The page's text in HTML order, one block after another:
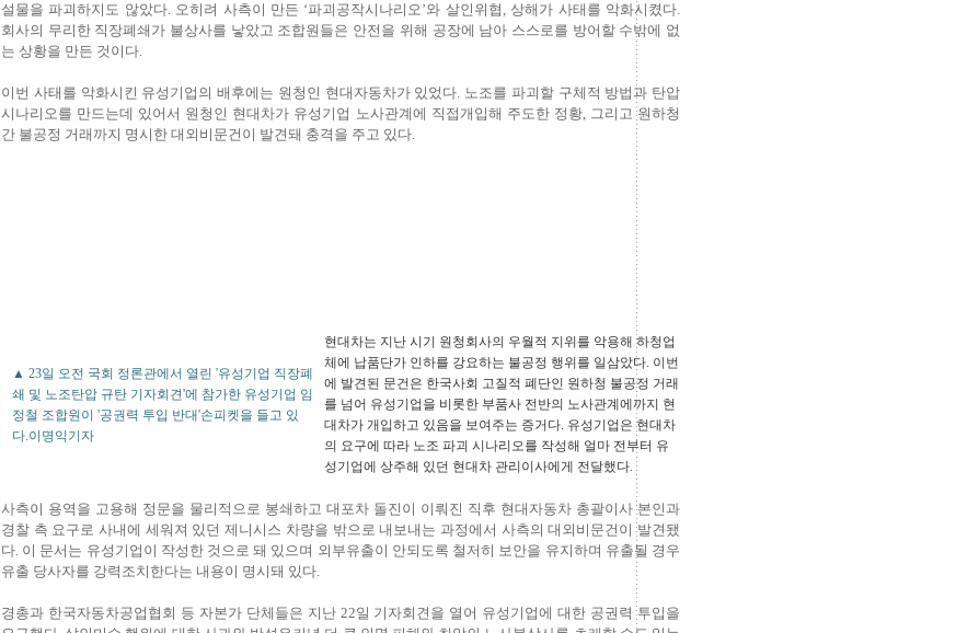
설물을 파괴하지도 않았다. 오히려 사측이 만든 ‘파괴공작시나리오’와 살인위협, 상해가 사태를 악화시켰다.
회사의 무리한 직장폐쇄가 불상사를 낳았고 조합원들은 안전을 위해 공장에 남아 스스로를 방어할 수밖에 없
는 상황을 만든 것이다.
이번 사태를 악화시킨 유성기업의 배후에는 원청인 현대자동차가 있었다. 노조를 파괴할 구체적 방법과 탄압
시나리오를 만드는데 있어서 원청인 현대차가 유성기업 노사관계에 직접개입해 주도한 정황, 그리고 원하청
간 불공정 거래까지 명시한 대외비문건이 발견돼 충격을 주고 있다.
▲ 23일 오전 국회 정론관에서 열린 '유성기업 직장폐
쇄 및 노조탄압 규탄 기자회견'에 참가한 유성기업 임
정철 조합원이 '공권력 투입 반대'손피켓을 들고 있
다.이명익기자
현대차는 지난 시기 원청회사의 우월적 지위를 악용해 하청업
체에 납품단가 인하를 강요하는 불공정 행위를 일삼았다. 이번
에 발견된 문건은 한국사회 고질적 폐단인 원하청 불공정 거래
를 넘어 유성기업을 비롯한 부품사 전반의 노사관계에까지 현
대차가 개입하고 있음을 보여주는 증거다. 유성기업은 현대차
의 요구에 따라 노조 파괴 시나리오를 작성해 얼마 전부터 유
성기업에 상주해 있던 현대차 관리이사에게 전달했다.
사측이 용역을 고용해 정문을 물리적으로 봉쇄하고 대포차 돌진이 이뤄진 직후 현대자동차 총괄이사 본인과
경찰 측 요구로 사내에 세워져 있던 제니시스 차량을 밖으로 내보내는 과정에서 사측의 대외비문건이 발견됐
다. 이 문서는 유성기업이 작성한 것으로 돼 있으며 외부유출이 안되도록 철저히 보안을 유지하며 유출될 경우
유출 당사자를 강력조치한다는 내용이 명시돼 있다.
경총과 한국자동차공업협회 등 자본가 단체들은 지난 22일 기자회견을 열어 유성기업에 대한 공권력 투입을